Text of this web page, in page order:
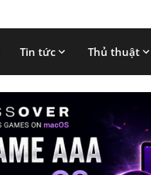
Tin tức Thủ thuật